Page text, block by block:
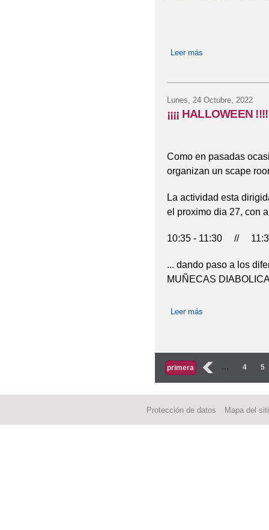
Leer más
Lunes, 24 Octubre, 2022
¡¡¡¡ HALLOWEEN !!!!
Como en pasadas
organizan un scape
La actividad esta
el proximo dia 27, con
10:35 - 11:30 //
... dando paso a los
MUÑECAS
Leer más
Páginas
primera ‹ … 4 5
Protección de datos Mapa del